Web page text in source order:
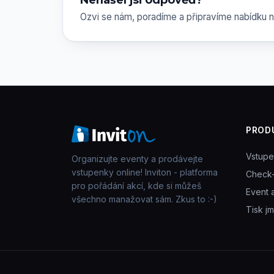
Ozvi se nám, poradíme a připravíme nabídku
Organizujte eventy a prodávejte
vstupenky online! Inviton - platforma
pro pořádání akcí, kde si můžeš
všechno manažovat sám. Zkus to :-)
Event
Tisk